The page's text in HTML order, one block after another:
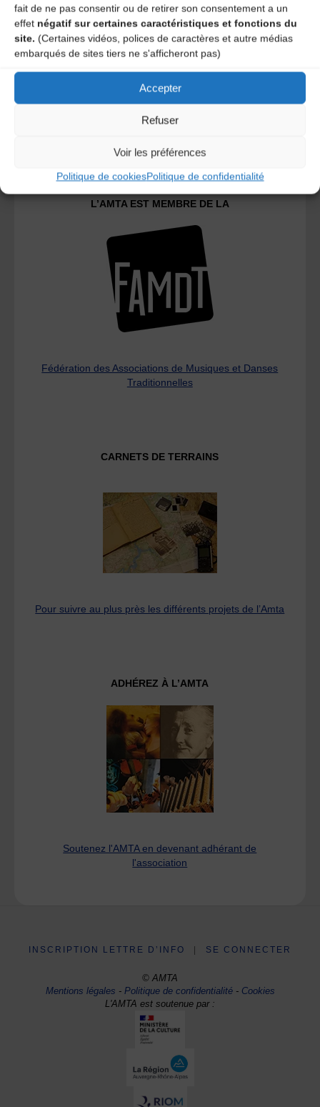
fait de ne pas consentir ou de retirer son consentement a un
effet négatif sur certaines caractéristiques et fonctions du
site. (Certaines vidéos, polices de caractères et autre médias
embarqués de sites tiers ne s'afficheront pas)
Accepter
Refuser
Voir les préférences
Politique de cookiesPolitique de confidentialité
L’AMTA EST MEMBRE DE LA
Fédération des Associations de Musiques et Danses
Traditionnelles
CARNETS DE TERRAINS
Pour suivre au plus près les différents projets de l’Amta
ADHÉREZ À L’AMTA
Soutenez l'AMTA en devenant adhérant de
l'association
INSCRIPTION LETTRE D’INFO SE CONNECTER
© AMTA
Mentions légales -Politique de confidentialité- Cookies
L'AMTA est soutenue par :